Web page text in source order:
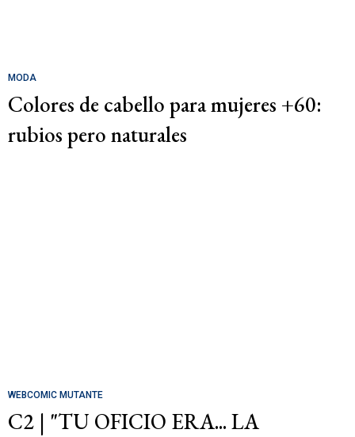
MODA
Colores de cabello para mujeres +60:
rubios pero naturales
WEBCOMIC MUTANTE
C2 | "TU OFICIO ERA... LA